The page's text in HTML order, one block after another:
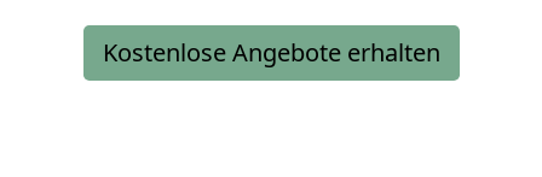
Kostenlose Angebote erhalten